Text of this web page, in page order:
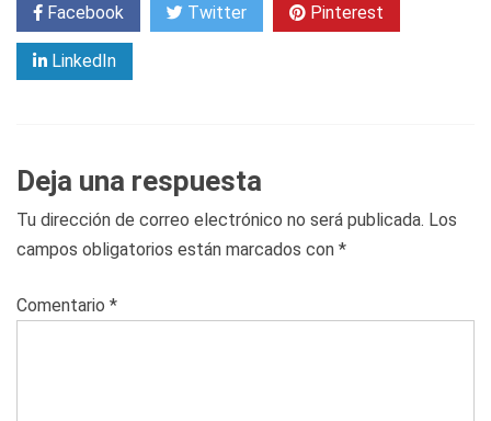
Facebook Twitter Pinterest
LinkedIn
Deja una respuesta
Tu dirección de correo electrónico no será publicada. Los
campos obligatorios están marcados con *
Comentario *